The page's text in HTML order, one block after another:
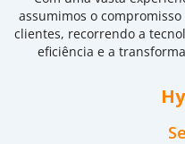
assumimos o
clientes, recorrendo a
eficiência e a